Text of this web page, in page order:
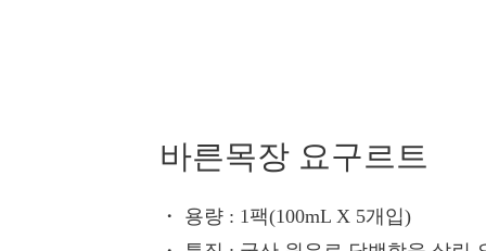
바른목장 요구르트
・ 용량 : 1팩(100mL X 5개입)